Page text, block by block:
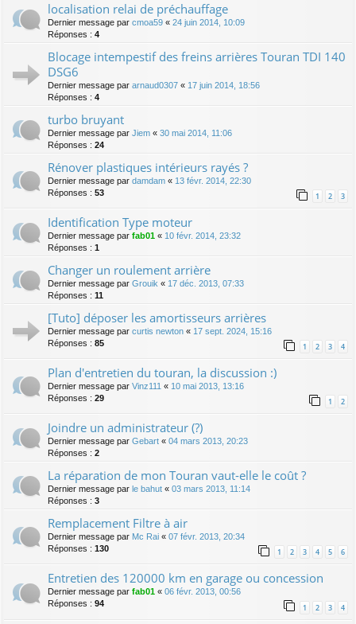
localisation relai de préchauffage
Dernier message par cmoa59 « 24 juin 2014, 10:09
Réponses : 4
Blocage intempestif des freins arrières Touran TDI 140
DSG6
Dernier message par arnaud0307 « 17 juin 2014, 18:56
Réponses : 4
turbo bruyant
Dernier message par Jiem « 30 mai 2014, 11:06
Réponses : 24
Rénover plastiques intérieurs rayés ?
Dernier message par damdam « 13 févr. 2014, 22:30
Réponses : 53 1 2 3
Identification Type moteur
Dernier message par fab01 « 10 févr. 2014, 23:32
Réponses : 1
Changer un roulement arrière
Dernier message par Grouik « 17 déc. 2013, 07:33
Réponses : 11
[Tuto] déposer les amortisseurs arrières
Dernier message par curtis newton « 17 sept. 2024, 15:16
Réponses : 85 1 2 3 4
Plan d'entretien du touran, la discussion :)
Dernier message par Vinz111 « 10 mai 2013, 13:16
Réponses : 29 1 2
Joindre un administrateur (?)
Dernier message par Gebart « 04 mars 2013, 20:23
Réponses : 2
La réparation de mon Touran vaut-elle le coût ?
Dernier message par le bahut « 03 mars 2013, 11:14
Réponses : 3
Remplacement Filtre à air
Dernier message par Mc Rai « 07 févr. 2013, 20:34
Réponses : 130 1 2 3 4 5 6
Entretien des 120000 km en garage ou concession
Dernier message par fab01 « 06 févr. 2013, 00:56
Réponses : 94 1 2 3 4